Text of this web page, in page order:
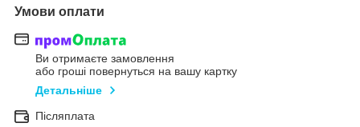
Умови оплати
Ви отримаєте замовлення
або гроші повернуться на вашу картку
Детальніше
Післяплата